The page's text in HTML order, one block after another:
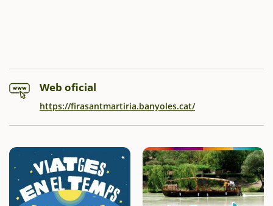
Web oficial
https://firasantmartiria.banyoles.cat/